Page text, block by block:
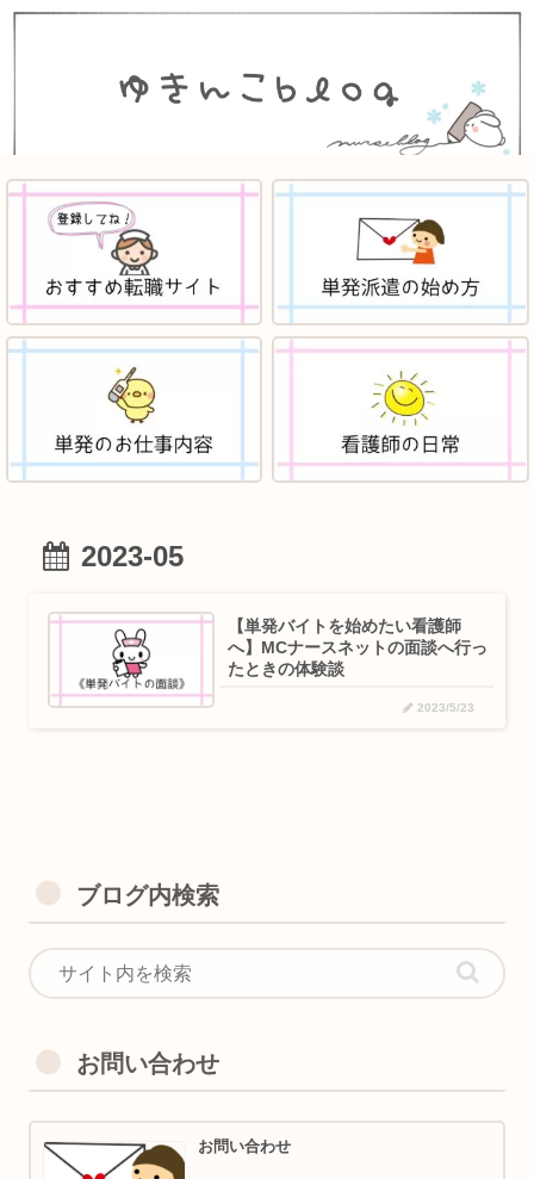
2023-05
【単発バイトを始めたい看護師
へ】MCナースネットの面談へ行っ
たときの体験談
2023/5/23
ブログ内検索
お問い合わせ
お問い合わせ